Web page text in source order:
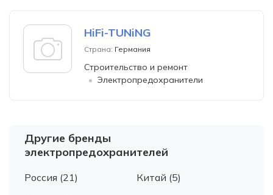
HiFi-TUNiNG
Страна: Германия
Строительство и ремонт
Электропредохранители
Другие бренды
электропредохранителей
Россия (21)
Китай (5)